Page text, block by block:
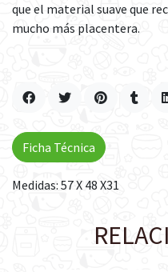
que el material suave que
mucho más placentera.
Medidas: 57 X 48 X31
Ficha Técnica